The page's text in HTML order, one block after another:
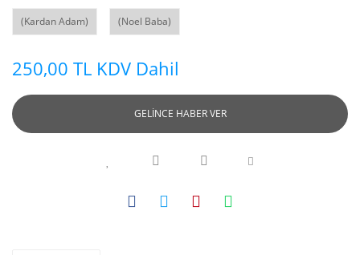
(Kardan Adam) (Noel Baba)
250,00 TL KDV Dahil
GELİNCE HABER VER